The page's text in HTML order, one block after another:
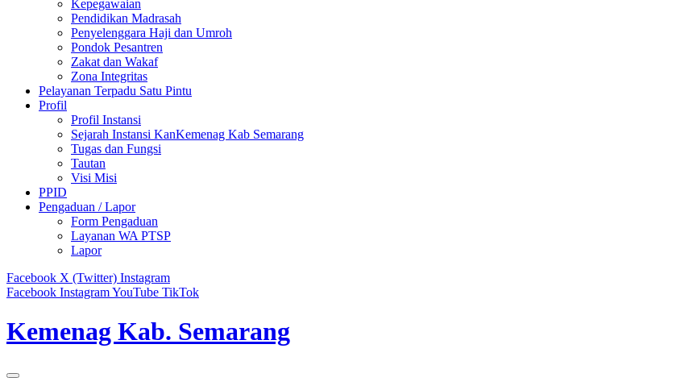
Kepegawaian
Pendidikan Madrasah
Penyelenggara Haji dan Umroh
Pondok Pesantren
Zakat dan Wakaf
Zona Integritas
Pelayanan Terpadu Satu Pintu
Profil
Profil Instansi
Sejarah Instansi KanKemenag Kab Semarang
Tugas dan Fungsi
Tautan
Visi Misi
PPID
Pengaduan / Lapor
Form Pengaduan
Layanan WA PTSP
Lapor
Facebook X (Twitter) Instagram
Facebook InstagramYouTube TikTok
Kemenag Kab. Semarang